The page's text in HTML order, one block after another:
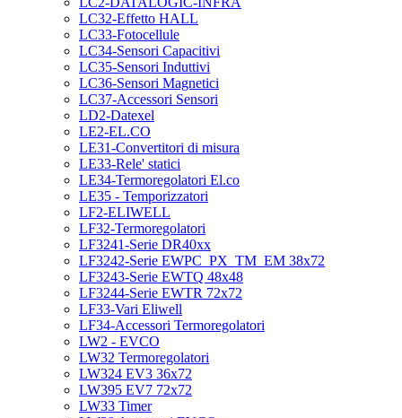
LC32-Effetto HALL
LC33-Fotocellule
LC34-Sensori Capacitivi
LC35-Sensori Induttivi
LC36-Sensori Magnetici
LC37-Accessori Sensori
LD2-Datexel
LE2-EL.CO
LE31-Convertitori di misura
LE33-Rele' statici
LE34-Termoregolatori El.co
LE35 - Temporizzatori
LF2-ELIWELL
LF32-Termoregolatori
LF3241-Serie DR40xx
LF3242-Serie EWPC_PX_TM_EM 38x72
LF3243-Serie EWTQ 48x48
LF3244-Serie EWTR 72x72
LF33-Vari Eliwell
LF34-Accessori Termoregolatori
LW2 - EVCO
LW32 Termoregolatori
LW324 EV3 36x72
LW395 EV7 72x72
LW33 Timer